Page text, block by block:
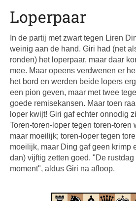
Loperpaar
In de partij met zwart tegen Liren
weinig aan de hand. Giri had (net
ronden) het loperpaar, maar daar
mee. Maar opeens verdwenen er
het bord en werden beide lopers
een pion geven, maar met twee
goede remisekansen. Maar toen
loper kwijt! Giri gaf echter onnodig
Toren-toren-loper tegen toren-toren
maar moeilijk; toren-loper tegen
moeilijk, maar Ding gaf geen krimp
dan) vijftig zetten goed. "De rustdag
moment", aldus Giri na afloop.